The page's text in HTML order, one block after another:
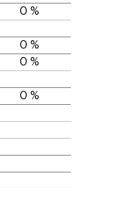
0 %
0 %
0 %
0 %